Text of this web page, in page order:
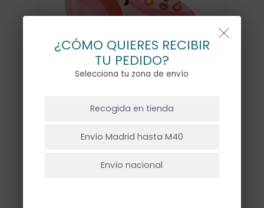
PLATOS PATINES – 8UD
¿CÓMO QUIERES RECIBIR
TU PEDIDO?
Selecciona tu zona de envío
Recogida en tienda
Envío Madrid hasta M40
Envío nacional